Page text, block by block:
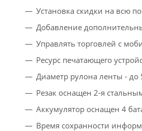
Установка скидки на всю
Добавление
Управлять торговлей с
Ресурс печатающего
Диаметр рулона ленты - до
Резак оснащен 2-я
Аккумулятор оснащен 4
Время сохранности